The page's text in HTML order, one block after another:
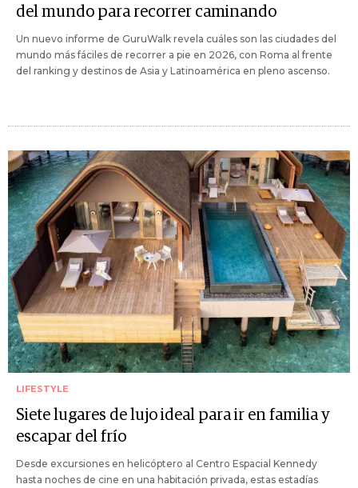
del mundo para recorrer caminando
Un nuevo informe de GuruWalk revela cuáles son las ciudades del
mundo más fáciles de recorrer a pie en 2026, con Roma al frente
del ranking y destinos de Asia y Latinoamérica en pleno ascenso.
LIFESTYLE
Siete lugares de lujo ideal para ir en familia y
escapar del frío
Desde excursiones en helicóptero al Centro Espacial Kennedy
hasta noches de cine en una habitación privada, estas estadías